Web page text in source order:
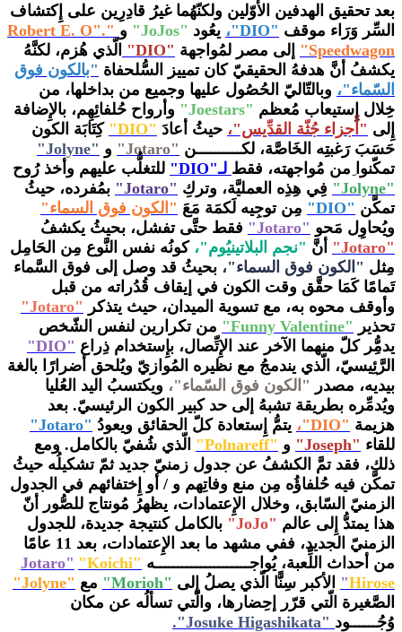
بعد تحقيق الهدفين الأوّلين ولكنّهُما غيرُ قادِرِين على إِكتشاف
السِّر وَرَاء موقف "DIO"، يعُود "JoJos" و "
Robert E. O".
Speedwagon
" إلى مصر لمُواجهة "DIO"
الّذي هُزم، لكنَّهُ
يكشفُ أنَّ هدفهُ الحقيقيّ كان تمييز السُّلحفاة "بالكون فوق
السّماء"، وبالتّاليّ الحُصُول عليها وجميع من بداخلها، من
خِلال إِستيعاب مُعظم "Joestars"
وأرواح حُلفائِهِم، بالإِضافة
إِلى "أَجزاء جُثّة القدِّيس"، حيثُ أعادَ "DIO"
كِتَابَة الكون
حَسَبَ رَغبتِه الخَاصَّة، لكــــــــــن "Jotaro" و "Jolyne"
تمكّنوا من مُواجهته، فقط لـ"DIO"
للتغلُّب عليهم وأخذ رُوح
"Jolyne"
فِي هِذِه العمليَّة، وتركِ "Jotaro"
بمُفرده، حيثُ
تمكَّن "DIO" مِن توجِيه لَكمَة مَعَ "الكون فوق السماء"
ويُحاوِل مَحو "Jotaro"
فقط حتَّى تفشل، بحيثُ يكشفُ
"Jotaro"
أنَّ "نجم البلاتينيُوم"،كونُه نفس النَّوع مِن الحَامِل
مِثل "الكون فوق السماء"، بحيثُ قد وصل إلى فوق السَّماء
تَمامًا كَمَا حقَّق وقت الكون في إيقاف قُدُراته من قبل
وأوقف محوه به، مع تسوية الميدان، حيث يتذكر "
Jotaro"
تحذير "
Funny Valentine"
من تكرارين لنفس الشّخص
يدمُِّر كلّ منهما الآخر عند الإِتِّصال، بإِستخدام ذِراع "DIO"
الرَّئِيسيّ، الّذي يندمجُ مع نظيره المُوازيّ ويُلحق أضرارًا بالغة
بيديه، مصدر "الكون فوق السّماء"، ويكتسبُ اليد العُليا
ويُدمِّره بطريقة تشبهُ إلى حد كبير الكون الرئيسيّ. بعد
هزيمة "DIO"، يتمُّ إِستعادة كلّ الحقائق ويعودُ "Jotaro"
للقاء "Joseph" و "Polnareff"
الّذي شُفيّ بالكامل. ومع
ذلك، فقد تمَّ الكشفُ عن جدول زمنيّ جديد ثمّ تشكيلُه حيثُ
تمكَّن فيه حُلفاؤُه مِن منع وفاتِهم و / أو إِختفائهم في الجدول
الزمنيّ السّابق، وخلال الإِعتمادات، يظهرُ مُونتاج للصُّور أنّ
هذا يمتدُّ إِلى عالم "JoJo"
بالكامل كنتيجة جديدة، للجدول
الزمنيّ الجديد، ففي مشهد ما بعد الإِعتمادات، بعد 11 عامًا
من أحداث اللِّعبة، يُواجـــــــــــــــــــــه "
Jotaro" "Koichi
Hirose
" الأكبر سِنًّا الّذي يصلُ إِلى "Morioh" مع "Jolyne"
الصَّغيرة الّتي قرّر إحِضارها، والّتي تسألُه عن مكان
وُجُــــــود "Josuke Higashikata".